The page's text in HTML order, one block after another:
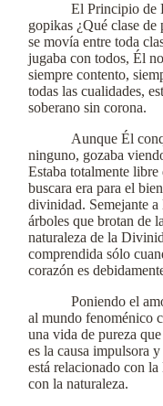
El Principio de
gopikas ¿Qué clase
se movía entre toda
jugaba con todos, Él
siempre contento,
todas las cualidades,
soberano sin corona.
Aunque Él
ninguno, gozaba
Estaba totalmente libre
buscara era para el
divinidad. Semejante a
árboles que brotan de
naturaleza de la
comprendida sólo
corazón es
Poniendo el
al mundo fenoménico
una vida de pureza
es la causa impulsora
está relacionado con
con la naturaleza.